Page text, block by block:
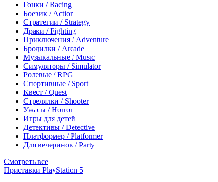
Гонки / Racing
Боевик / Action
Стратегии / Strategy
Драки / Fighting
Приключения / Adventure
Бродилки / Arcade
Музыкальные / Music
Симуляторы / Simulator
Ролевые / RPG
Спортивные / Sport
Квест / Quest
Стрелялки / Shooter
Ужасы / Horror
Игры для детей
Детективы / Detective
Платформер / Platformer
Для вечеринок / Party
Смотреть все
Приставки PlayStation 5